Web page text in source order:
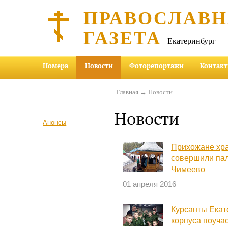
ГАЗЕТА Екатеринбург
Номера Новости Фоторепортажи
Анонсы
Главная→ Новости
Новости
Прихожане
совершили
Чимеево
01 апреля 2016
Курсанты
корпуса